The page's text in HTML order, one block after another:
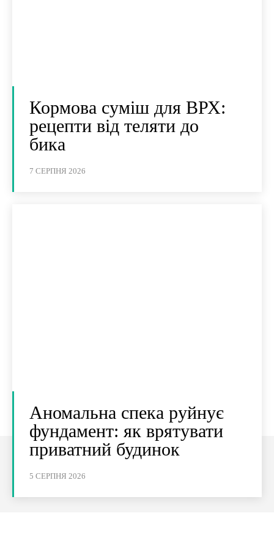
Кормова суміш для ВРХ:
рецепти від теляти до
бика
7 СЕРПНЯ 2026
Аномальна спека руйнує
фундамент: як врятувати
приватний будинок
5 СЕРПНЯ 2026